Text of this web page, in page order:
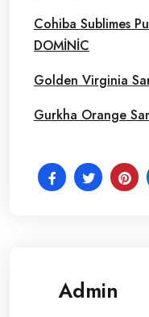
Cohiba Sublimes
DOMİNİC
Golden Virginia
Gurkha Orange
Admin